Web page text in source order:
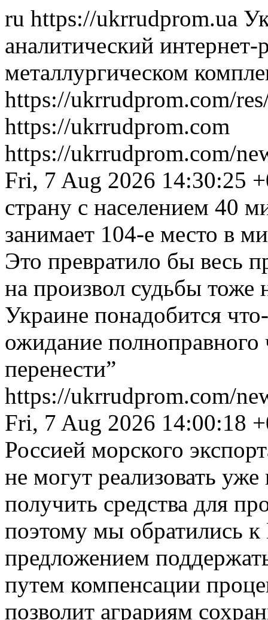
ru https://ukrrudprom.ua
аналитический интернет-
металлургическом
https://ukrrudprom.com/
https://ukrrudprom.com
https://ukrrudprom.com/
Fri, 7 Aug 2026 14:30:25
страну с населением 40
занимает 104-е место в
Это превратило бы весь
на произвол судьбы тоже
Украине понадобится
ожидание полноправного
перенести”
https://ukrrudprom.com/
Fri, 7 Aug 2026 14:00:18
Россией морского
не могут реализовать
получить средства для
поэтому мы обратились
предложением
путем компенсации
позволит аграриям